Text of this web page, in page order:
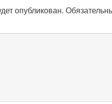
опубликован.